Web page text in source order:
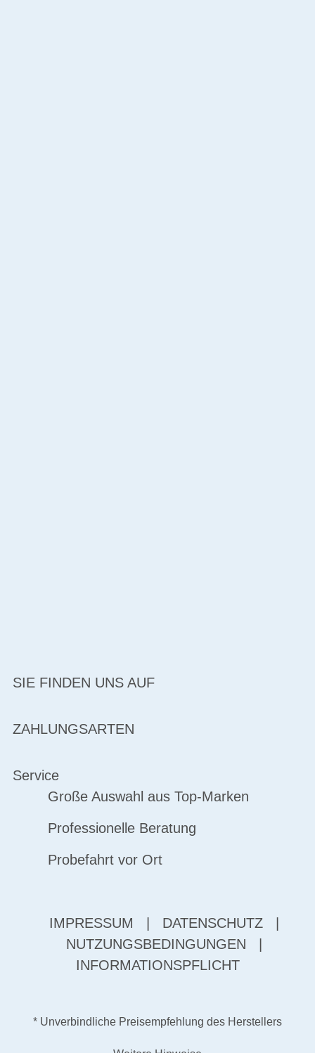
SIE FINDEN UNS AUF
ZAHLUNGSARTEN
Service
Große Auswahl aus Top-Marken
Professionelle Beratung
Probefahrt vor Ort
IMPRESSUM DATENSCHUTZ
NUTZUNGSBEDINGUNGEN
INFORMATIONSPFLICHT
* Unverbindliche Preisempfehlung des Herstellers